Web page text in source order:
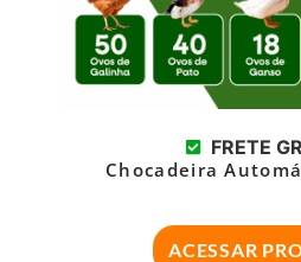
FRETE
Chocadeira
ACESSAR